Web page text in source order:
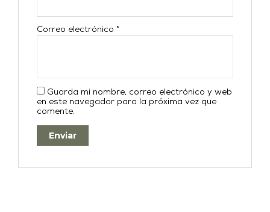
Correo electrónico*
Guarda mi nombre, correo electrónico y web
en este navegador para la próxima vez que
comente.